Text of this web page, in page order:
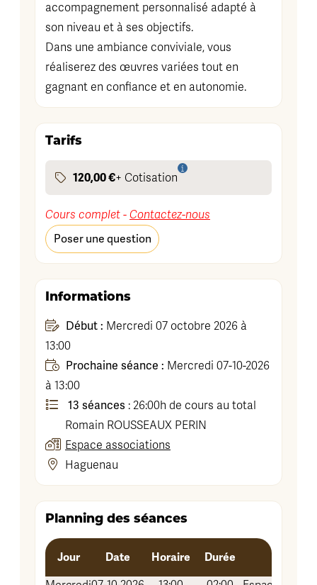
accompagnement personnalisé adapté à
son niveau et à ses objectifs.
Dans une ambiance conviviale, vous
réaliserez des œuvres variées tout en
gagnant en confiance et en autonomie.
Tarifs
120,00 €+ Cotisation
Cours complet - Contactez-nous
Poser une question
Informations
Début : Mercredi 07 octobre 2026 à
13:00
Prochaine séance : Mercredi 07-10-2026
à 13:00
13 séances : 26:00h de cours au total
Romain ROUSSEAUX PERIN
Espace associations
Haguenau
Planning des séances
Jour Date Horaire Durée